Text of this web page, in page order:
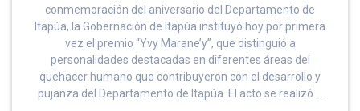
conmemoración del aniversario del Departamento de
Itapúa, la Gobernación de Itapúa instituyó hoy por primera
vez el premio “Yvy Marane’y”, que distinguió a
personalidades destacadas en diferentes áreas del
quehacer humano que contribuyeron con el desarrollo y
pujanza del Departamento de Itapúa. El acto se realizó …